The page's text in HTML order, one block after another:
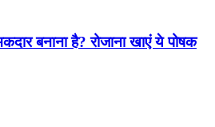
बनाना है? रोजाना खाएं ये पोषक